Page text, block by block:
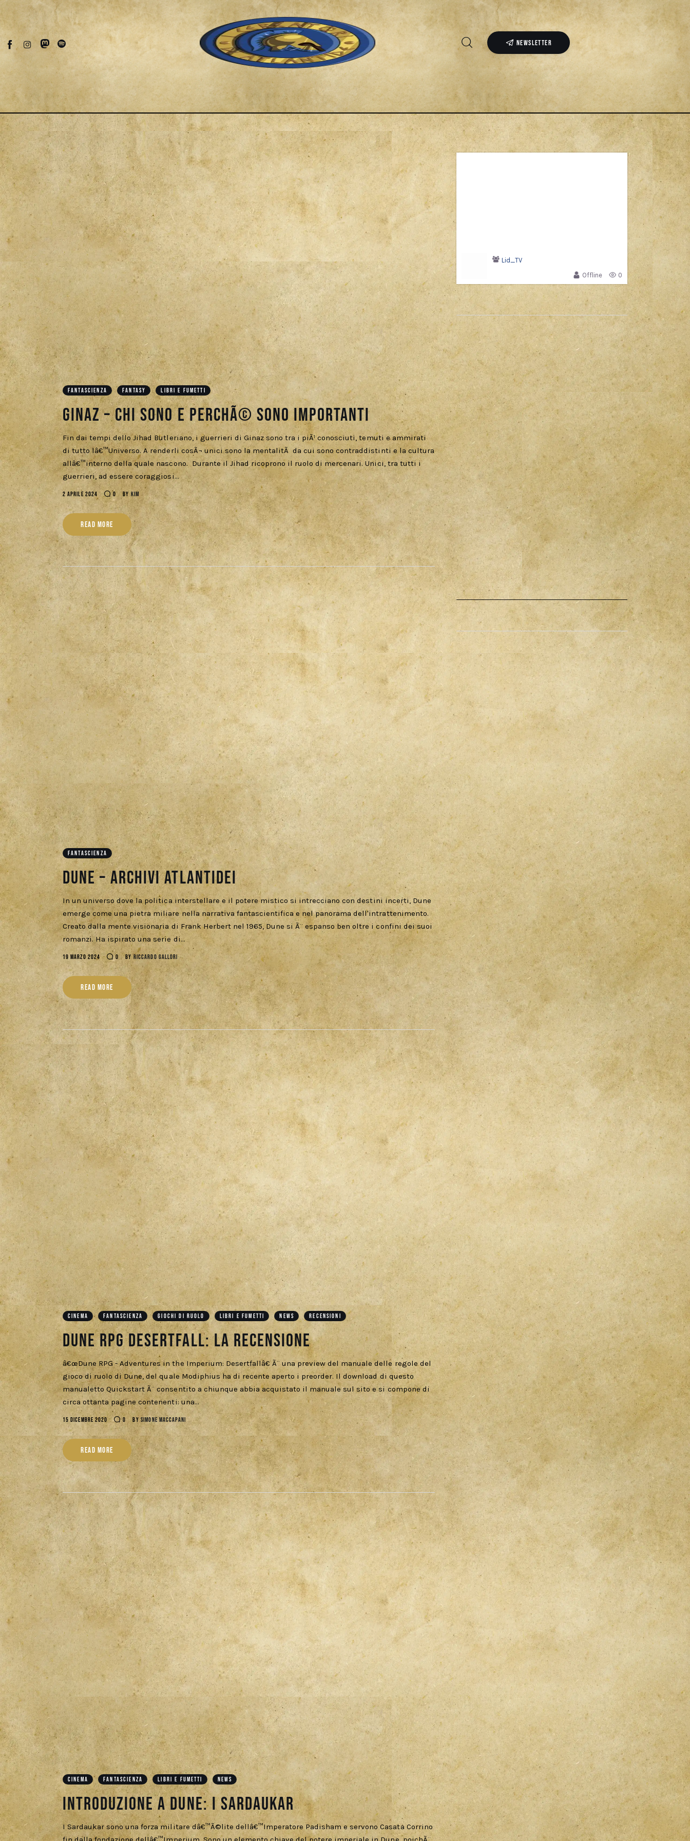
NEWSLETTER
Fantascienza
Fantasy
Recensioni
Libri e fumetti
Cercatori
Download
FANTASCIENZA FANTASY LIBRI E FUMETTI
Ginaz – Chi sono e perchÃ© sono importanti
Fin dai tempi dello Jihad Butleriano, i guerrieri di Ginaz sono tra i piÃ¹ conosciuti, temuti e ammirati
di tutto lâ€™Universo. A renderli cosÃ¬ unici sono la mentalitÃ da cui sono contraddistinti e la cultura
allâ€™interno della quale nascono. Durante il Jihad ricoprono il ruolo di mercenari. Unici, tra tutti i
guerrieri, ad essere coraggiosi…
2 APRILE 2024 0 BY KIM
READ MORE
FANTASCIENZA
Dune – Archivi Atlantidei
In un universo dove la politica interstellare e il potere mistico si intrecciano con destini incerti, Dune
emerge come una pietra miliare nella narrativa fantascientifica e nel panorama dell'intrattenimento.
Creato dalla mente visionaria di Frank Herbert nel 1965, Dune si Ã¨ espanso ben oltre i confini dei suoi
romanzi. Ha ispirato una serie di…
19 MARZO 2024 0 BY RICCARDO GALLORI
READ MORE
CINEMA FANTASCIENZA GIOCHI DI RUOLO LIBRI E FUMETTI NEWS RECENSIONI
Dune RPG Desertfall: La Recensione
â€œDune RPG - Adventures in the Imperium: Desertfallâ€ Ã¨ una preview del manuale delle regole del
gioco di ruolo di Dune, del quale Modiphius ha di recente aperto i preorder. Il download di questo
manualetto Quickstart Ã¨ consentito a chiunque abbia acquistato il manuale sul sito e si compone di
circa ottanta pagine contenenti: una…
15 DICEMBRE 2020 0 BY SIMONE MACCAPANI
READ MORE
CINEMA FANTASCIENZA LIBRI E FUMETTI NEWS
Introduzione a Dune: I Sardaukar
I Sardaukar sono una forza militare dâ€™Ã©lite dellâ€™Imperatore Padisham e servono Casata Corrino
Lid_TV
Offline
0